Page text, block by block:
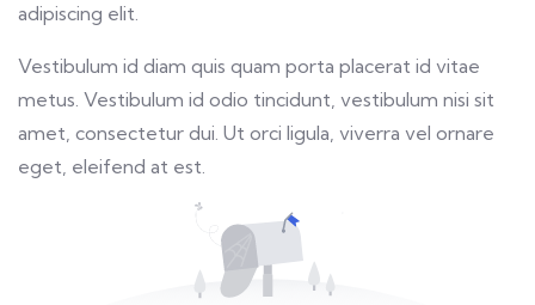
adipiscing elit.
Vestibulum id diam quis quam porta placerat id vitae
metus. Vestibulum id odio tincidunt, vestibulum nisi sit
amet, consectetur dui. Ut orci ligula, viverra vel ornare
eget, eleifend at est.